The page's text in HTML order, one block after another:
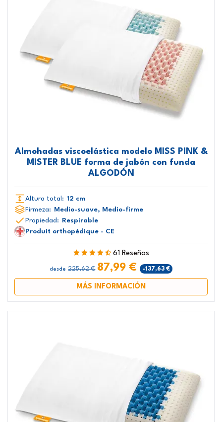
Almohadas viscoelástica modelo MISS PINK &
MISTER BLUE forma de jabón con funda
ALGODÓN
Altura total: 12 cm
Firmeza: Medio-suave, Medio-firme
Propiedad: Respirable
Produit orthopédique - CE
61 Reseñas
desde 225,62 € 87,99 € -137,63 €
MÁS INFORMACIÓN